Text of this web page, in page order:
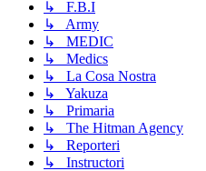
↳ F.B.I
↳ Army
↳ MEDIC
↳ Medics
↳ La Cosa Nostra
↳ Yakuza
↳ Primaria
↳ The Hitman Agency
↳ Reporteri
↳ Instructori